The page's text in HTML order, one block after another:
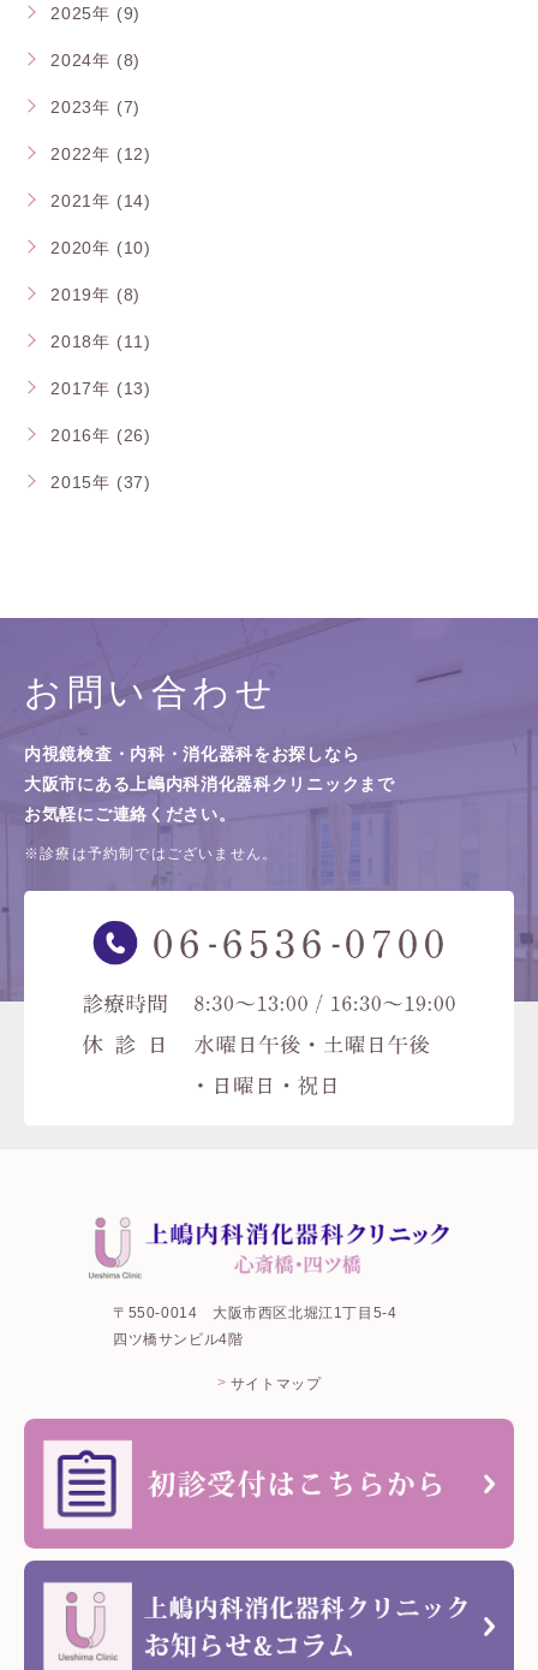
2025年 (9)
2024年 (8)
2023年 (7)
2022年 (12)
2021年 (14)
2020年 (10)
2019年 (8)
2018年 (11)
2017年 (13)
2016年 (26)
2015年 (37)
お問い合わせ
内視鏡検査・内科・消化器科をお探しなら
大阪市にある上嶋内科消化器科クリニックまで
お気軽にご連絡ください。
※診療は予約制ではございません。
〒550-0014 大阪市西区北堀江1丁目5-4
四ツ橋サンビル4階
サイトマップ